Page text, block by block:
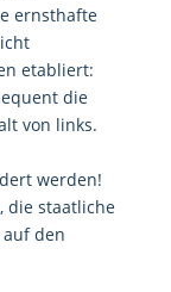
ernsthafte
etabliert:
die
von links.
werden!
die staatliche
auf den